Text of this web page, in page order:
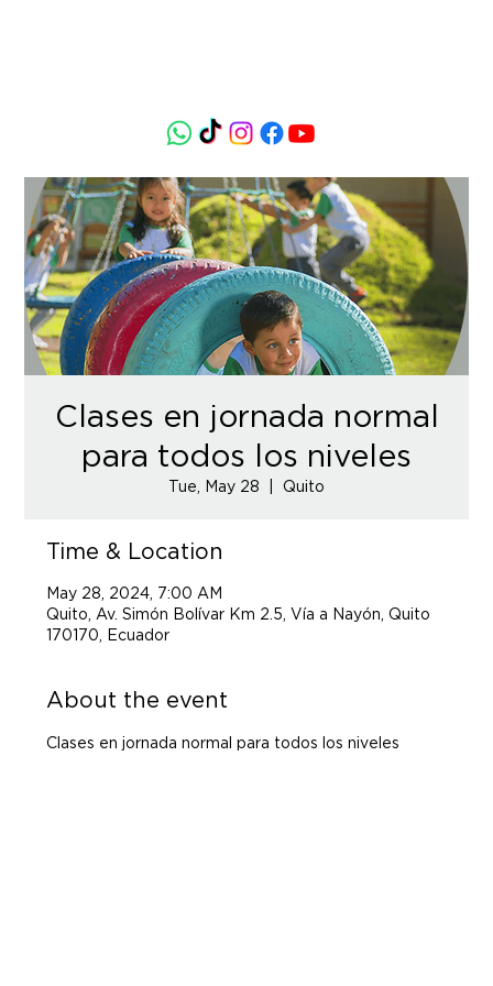
Clases en jornada normal
para todos los niveles
Tue, May 28 Quito
Time & Location
May 28, 2024, 7:00 AM
Quito, Av. Simón Bolívar Km 2.5, Vía a Nayón, Quito
170170, Ecuador
About the event
Clases en jornada normal para todos los niveles